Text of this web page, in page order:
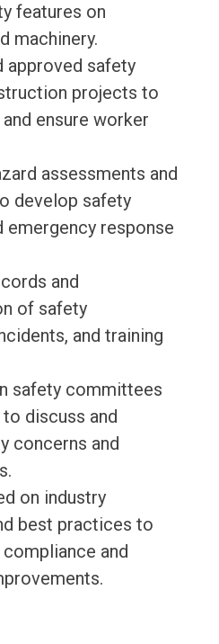
features on
machinery.
approved safety
projects to
ensure worker
assessments and
develop safety
emergency response
and
of safety
and training
safety committees
discuss and
concerns and
on industry
best practices to
and